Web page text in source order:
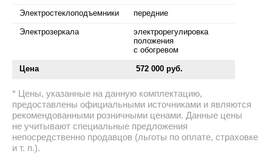
Электростеклоподъемники передние
Электрозеркала
электрорегулировка
положения
с обогревом
Цена 572 000 руб.
Цены, указанные на данную комплектацию,
предоставлены официальными источниками и являются
рекомендованными розничными ценами. Данные цены
не учитывают специальные предложения
непосредственно продавцов (льготы по оплате, страховке
и т. п.).